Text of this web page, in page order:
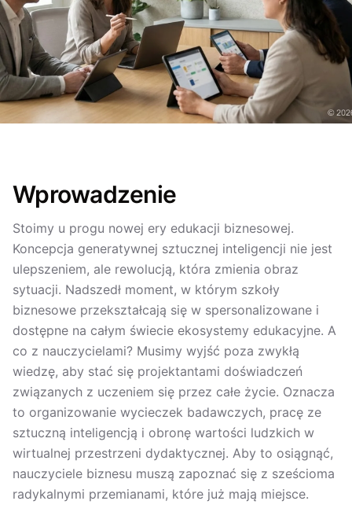
Wprowadzenie
Stoimy u progu nowej ery edukacji biznesowej.
Koncepcja generatywnej sztucznej inteligencji nie jest
ulepszeniem, ale rewolucją, która zmienia obraz
sytuacji. Nadszedł moment, w którym szkoły
biznesowe przekształcają się w spersonalizowane i
dostępne na całym świecie ekosystemy edukacyjne. A
co z nauczycielami? Musimy wyjść poza zwykłą
wiedzę, aby stać się projektantami doświadczeń
związanych z uczeniem się przez całe życie. Oznacza
to organizowanie wycieczek badawczych, pracę ze
sztuczną inteligencją i obronę wartości ludzkich w
wirtualnej przestrzeni dydaktycznej. Aby to osiągnąć,
nauczyciele biznesu muszą zapoznać się z sześcioma
radykalnymi przemianami, które już mają miejsce.